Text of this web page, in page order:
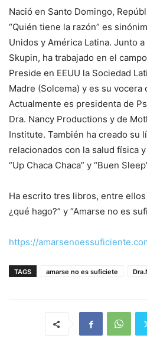
Nació en Santo Domingo,
“Quién tiene la razón” es
Unidos y América Latina. Junto
Skupin, ha trabajado en el
Preside en EEUU la Sociedad
Madre (Solcema) y es su vocera
Actualmente es presidenta de
Dra. Nancy Productions y de
Institute. También ha creado su
relacionados con la salud física
“Up Chaca Chaca” y “Buen
Ha escrito tres libros, entre
¿qué hago?” y “Amarse no es
https://
TAGS amarse no es suficiete